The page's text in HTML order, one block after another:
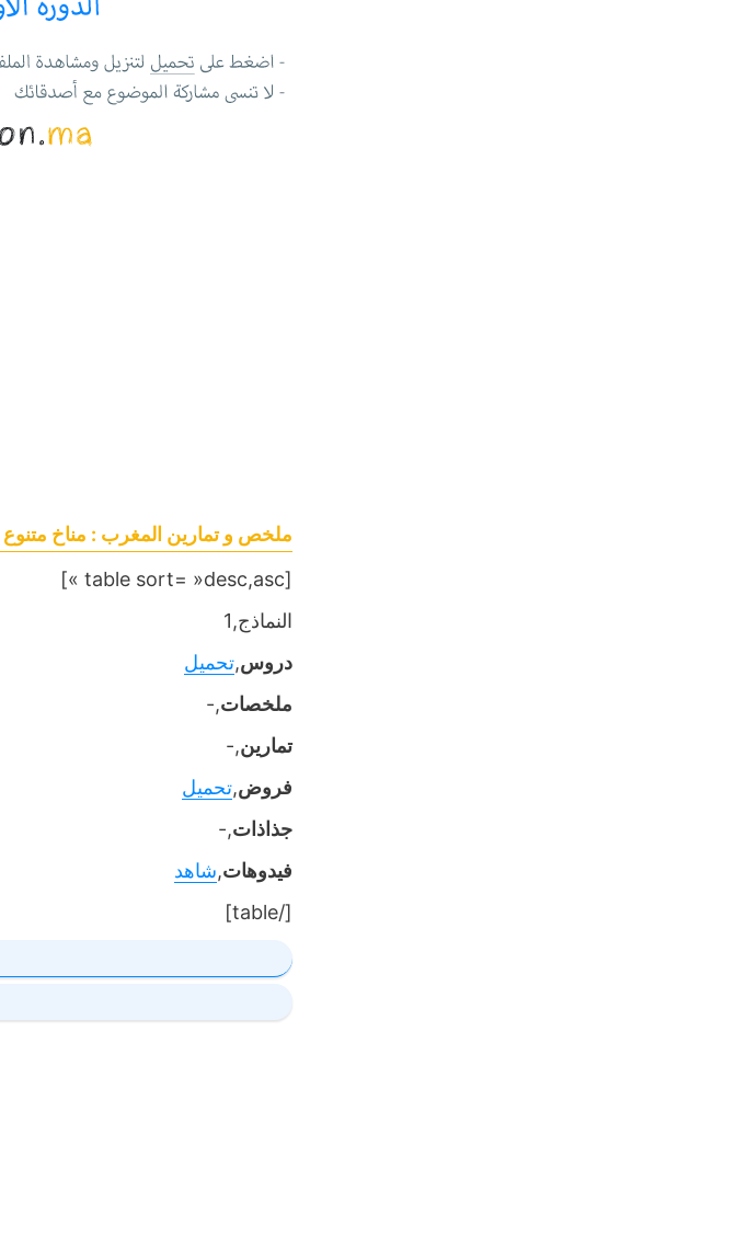
ملخص و تمارين المغرب : مناخ متنوع
[table sort= »desc,asc »]
النماذج,1
دروس,تحميل
ملخصات,-
تمارين,-
فروض,تحميل
جذاذات,-
فيدوهات,شاهد
[/table]